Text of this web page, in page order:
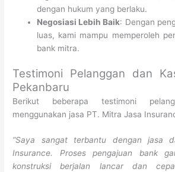
dengan hukum yang berlaku.
Negosiasi Lebih Baik: Dengan
luas, kami mampu memperoleh
bank mitra.
Testimoni Pelanggan dan
Pekanbaru
Berikut beberapa testimoni
menggunakan jasa PT. Mitra Jasa
“Saya sangat terbantu dengan jasa
Insurance. Proses pengajuan bank
konstruksi berjalan lancar dan